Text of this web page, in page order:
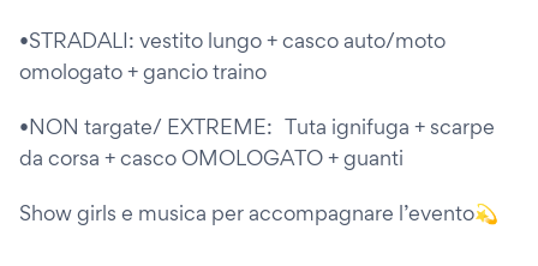
•STRADALI: vestito lungo + casco auto/moto
omologato + gancio traino
•NON targate/ EXTREME: Tuta ignifuga + scarpe
da corsa + casco OMOLOGATO + guanti
Show girls e musica per accompagnare l’evento💫